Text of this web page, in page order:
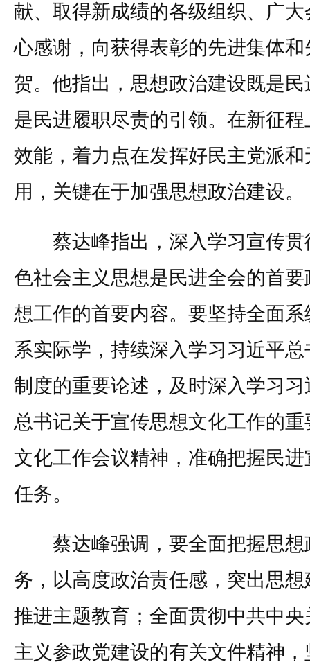
献、取得新成绩的各级组织、广
心感谢，向获得表彰的先进集体
贺。他指出，思想政治建设既是
是民进履职尽责的引领。在新征
效能，着力点在发挥好民主党派
用，关键在于加强思想政治建设。
蔡达峰指出，深入学习宣传贯
色社会主义思想是民进全会的首
想工作的首要内容。要坚持全面
系实际学，持续深入学习习近平
制度的重要论述，及时深入学习
总书记关于宣传思想文化工作的
文化工作会议精神，准确把握民
任务。
蔡达峰强调，要全面把握思想
务，以高度政治责任感，突出思
推进主题教育；全面贯彻中共中
主义参政党建设的有关文件精神